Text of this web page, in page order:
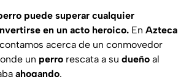
puede superar cualquier
en un acto heroico. En Azteca
acerca de un conmovedor
un perro rescata a su dueño al
ahogando.